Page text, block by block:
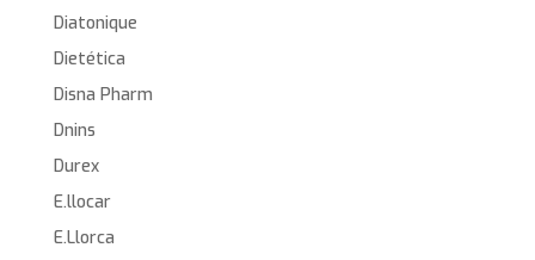
Diatonique
Dietética
Disna Pharm
Dnins
Durex
E.llocar
E.Llorca